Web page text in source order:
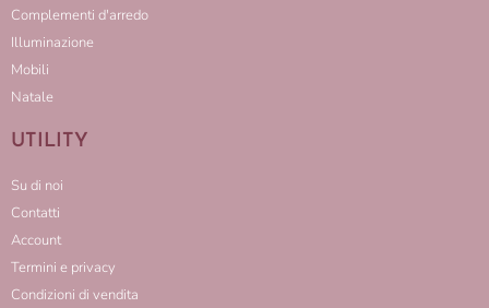
Complementi d'arredo
Illuminazione
Mobili
Natale
UTILITY
Su di noi
Contatti
Account
Termini e privacy
Condizioni di vendita